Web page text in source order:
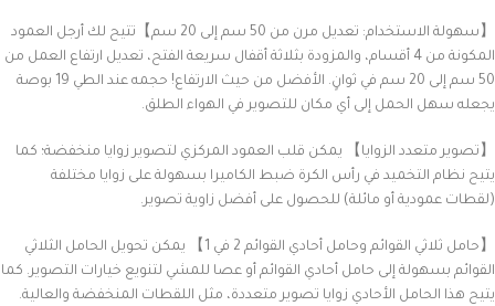
【سهولة الاستخدام: تعديل مرن من 50 سم إلى 20 سم】تتيح لك أرجل العمود
المكونة من 4 أقسام، والمزودة بثلاثة أقفال سريعة الفتح، تعديل ارتفاع العمل من
50 سم إلى 20 سم في ثوانٍ. الأفضل من حيث الارتفاع! حجمه عند الطي 19 بوصة
يجعله سهل الحمل إلى أي مكان للتصوير في الهواء الطلق.
【تصوير متعدد الزوايا】 يمكن قلب العمود المركزي لتصوير زوايا منخفضة؛ كما
يتيح نظام التخميد في رأس الكرة ضبط الكاميرا بسهولة على زوايا مختلفة
(لقطات عمودية أو مائلة) للحصول على أفضل زاوية تصوير.
【حامل ثلاثي القوائم وحامل أحادي القوائم 2 في 1】 يمكن تحويل الحامل الثلاثي
القوائم بسهولة إلى حامل أحادي القوائم أو عصا للمشي لتنويع خيارات التصوير. كما
يتيح هذا الحامل الأحادي زوايا تصوير متعددة، مثل اللقطات المنخفضة والعالية.